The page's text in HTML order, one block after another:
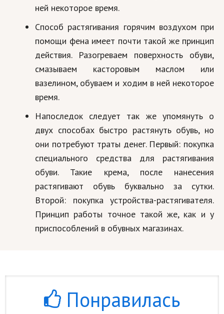
ней некоторое время.
Способ растягивания горячим воздухом при
помощи фена имеет почти такой же принцип
действия. Разогреваем поверхность обуви,
смазываем касторовым маслом или
вазелином, обуваем и ходим в ней некоторое
время.
Напоследок следует так же упомянуть о
двух способах быстро растянуть обувь, но
они потребуют траты денег. Первый: покупка
специального средства для растягивания
обуви. Такие крема, после нанесения
растягивают обувь буквально за сутки.
Второй: покупка устройства-растягивателя.
Принцип работы точное такой же, как и у
приспособлений в обувных магазинах.
Понравилась